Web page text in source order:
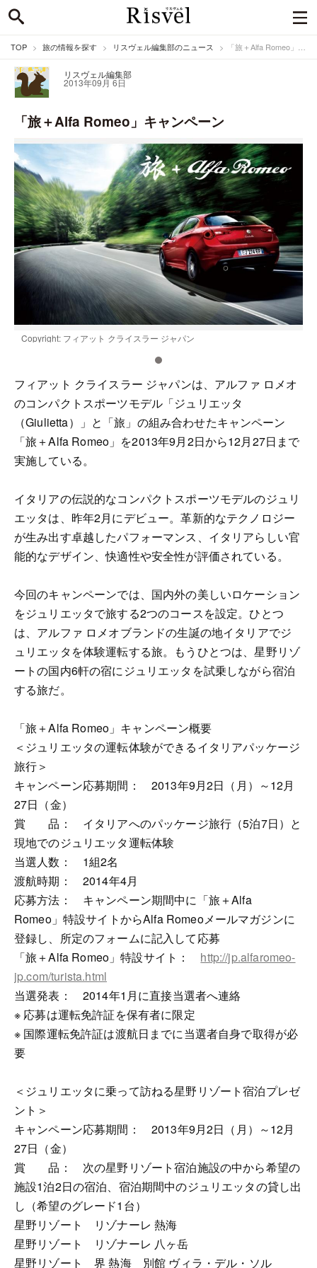
TOP 旅の情報を探す リスヴェル編集部のニュース 「旅＋Alfa Romeo」キャンペーン
リスヴェル編集部
2013年09月 6日
「旅＋Alfa Romeo」キャンペーン
Copyright: フィアット クライスラー ジャパン
フィアット クライスラー ジャパンは、アルファ ロメオ
のコンパクトスポーツモデル「ジュリエッタ
（Giulietta）」と「旅」の組み合わせたキャンペーン
「旅＋Alfa Romeo」を2013年9月2日から12月27日まで
実施している。
イタリアの伝説的なコンパクトスポーツモデルのジュリ
エッタは、昨年2月にデビュー。革新的なテクノロジー
が生み出す卓越したパフォーマンス、イタリアらしい官
能的なデザイン、快適性や安全性が評価されている。
今回のキャンペーンでは、国内外の美しいロケーション
をジュリエッタで旅する2つのコースを設定。ひとつ
は、アルファ ロメオブランドの生誕の地イタリアでジ
ュリエッタを体験運転する旅。もうひとつは、星野リゾ
ートの国内6軒の宿にジュリエッタを試乗しながら宿泊
する旅だ。
「旅＋Alfa Romeo」キャンペーン概要
＜ジュリエッタの運転体験ができるイタリアパッケージ
旅行＞
キャンペーン応募期間： 2013年9月2日（月）～12月
27日（金）
賞 品： イタリアへのパッケージ旅行（5泊7日）と
現地でのジュリエッタ運転体験
当選人数： 1組2名
渡航時期： 2014年4月
応募方法： キャンペーン期間中に「旅＋Alfa
Romeo」特設サイトからAlfa Romeoメールマガジンに
登録し、所定のフォームに記入して応募
「旅＋Alfa Romeo」特設サイト： http://jp.alfaromeo-
jp.com/turista.html
当選発表： 2014年1月に直接当選者へ連絡
※ 応募は運転免許証を保有者に限定
※ 国際運転免許証は渡航日までに当選者自身で取得が必
要
＜ジュリエッタに乗って訪ねる星野リゾート宿泊プレゼ
ント＞
キャンペーン応募期間： 2013年9月2日（月）～12月
27日（金）
賞 品： 次の星野リゾート宿泊施設の中から希望の
施設1泊2日の宿泊、宿泊期間中のジュリエッタの貸し出
し（希望のグレード1台）
星野リゾート リゾナーレ 熱海
星野リゾート リゾナーレ 八ヶ岳
星野リゾート 界 熱海 別館 ヴィラ・デル・ソル